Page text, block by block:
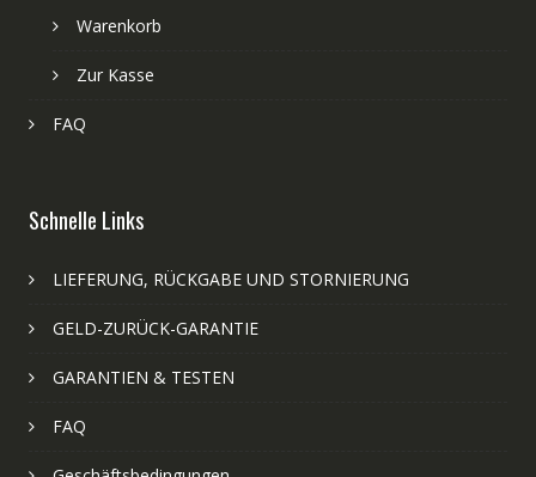
Warenkorb
Zur Kasse
FAQ
Schnelle Links
LIEFERUNG, RÜCKGABE UND STORNIERUNG
GELD-ZURÜCK-GARANTIE
GARANTIEN & TESTEN
FAQ